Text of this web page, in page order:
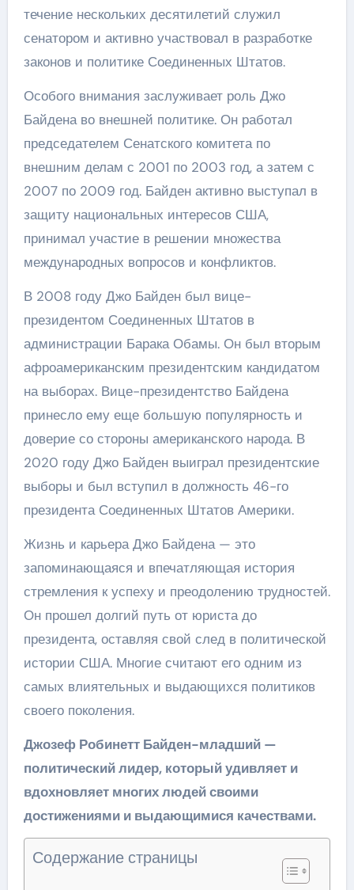
течение нескольких десятилетий служил
сенатором и активно участвовал в разработке
законов и политике Соединенных Штатов.
Особого внимания заслуживает роль Джо
Байдена во внешней политике. Он работал
председателем Сенатского комитета по
внешним делам с 2001 по 2003 год, а затем с
2007 по 2009 год. Байден активно выступал в
защиту национальных интересов США,
принимал участие в решении множества
международных вопросов и конфликтов.
В 2008 году Джо Байден был вице-
президентом Соединенных Штатов в
администрации Барака Обамы. Он был вторым
афроамериканским президентским кандидатом
на выборах. Вице-президентство Байдена
принесло ему еще большую популярность и
доверие со стороны американского народа. В
2020 году Джо Байден выиграл президентские
выборы и был вступил в должность 46-го
президента Соединенных Штатов Америки.
Жизнь и карьера Джо Байдена — это
запоминающаяся и впечатляющая история
стремления к успеху и преодолению трудностей.
Он прошел долгий путь от юриста до
президента, оставляя свой след в политической
истории США. Многие считают его одним из
самых влиятельных и выдающихся политиков
своего поколения.
Джозеф Робинетт Байден-младший —
политический лидер, который удивляет и
вдохновляет многих людей своими
достижениями и выдающимися качествами.
Содержание страницы